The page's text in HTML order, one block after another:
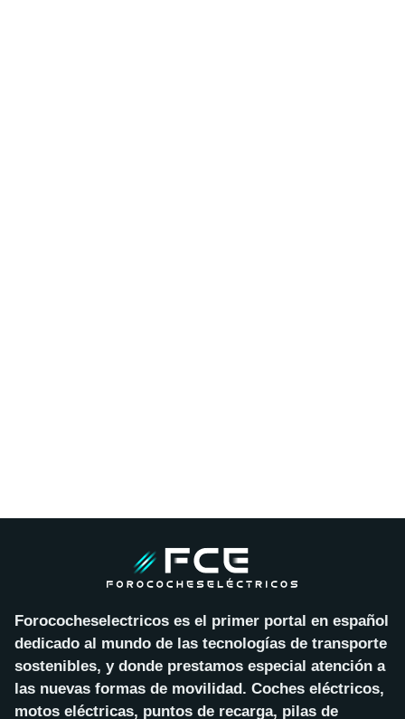
Forococheselectricos es el primer portal en español
dedicado al mundo de las tecnologías de transporte
sostenibles, y donde prestamos especial atención a
las nuevas formas de movilidad. Coches eléctricos,
motos eléctricas, puntos de recarga, pilas de